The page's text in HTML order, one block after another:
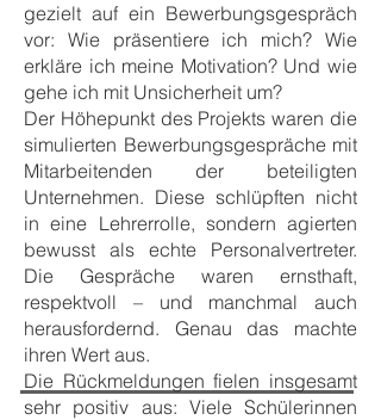
gezielt auf ein Bewerbungsgespräch
vor: Wie präsentiere ich mich? Wie
erkläre ich meine Motivation? Und wie
gehe ich mit Unsicherheit um?
Der Höhepunkt des Projekts waren die
simulierten Bewerbungsgespräche mit
Mitarbeitenden der beteiligten
Unternehmen. Diese schlüpften nicht
in eine Lehrerrolle, sondern agierten
bewusst als echte Personalvertreter.
Die Gespräche waren ernsthaft,
respektvoll – und manchmal auch
herausfordernd. Genau das machte
ihren Wert aus.
Die Rückmeldungen fielen insgesamt
sehr positiv aus: Viele Schülerinnen